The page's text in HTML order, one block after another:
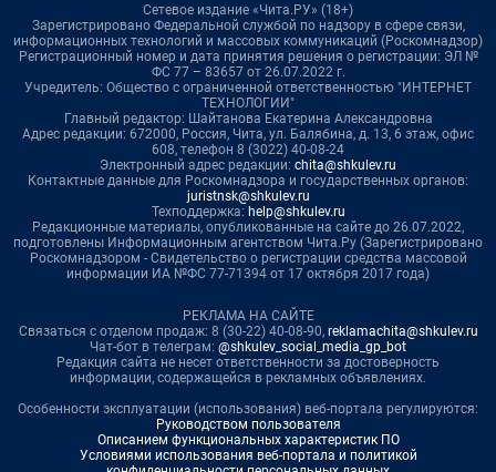
Сетевое издание «Чита.РУ» (18+)
Зарегистрировано Федеральной службой по надзору в сфере связи,
информационных технологий и массовых коммуникаций (Роскомнадзор)
Регистрационный номер и дата принятия решения о регистрации: ЭЛ №
ФС 77 – 83657 от 26.07.2022 г.
Учредитель: Общество с ограниченной ответственностью "ИНТЕРНЕТ
ТЕХНОЛОГИИ"
Главный редактор: Шайтанова Екатерина Александровна
Адрес редакции: 672000, Россия, Чита, ул. Балябина, д. 13, 6 этаж, офис
608, телефон 8 (3022) 40-08-24
Электронный адрес редакции: chita@shkulev.ru
Контактные данные для Роскомнадзора и государственных органов:
juristnsk@shkulev.ru
Техподдержка: help@shkulev.ru
Редакционные материалы, опубликованные на сайте до 26.07.2022,
подготовлены Информационным агентством Чита.Ру (Зарегистрировано
Роскомнадзором - Свидетельство о регистрации средства массовой
информации ИА №ФС 77-71394 от 17 октября 2017 года)
РЕКЛАМА НА САЙТЕ
Связаться с отделом продаж: 8 (30-22) 40-08-90, reklamachita@shkulev.ru
Чат-бот в телеграм: @shkulev_social_media_gp_bot
Редакция сайта не несет ответственности за достоверность
информации, содержащейся в рекламных объявлениях.
Особенности эксплуатации (использования) веб-портала регулируются:
Руководством пользователя
Описанием функциональных характеристик ПО
Условиями использования веб-портала и политикой